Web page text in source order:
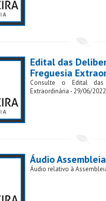
Edital das
Freguesia
Consulte o Edital das
Extraordinária - 29/06/2022
Áudio
Áudio relativo à